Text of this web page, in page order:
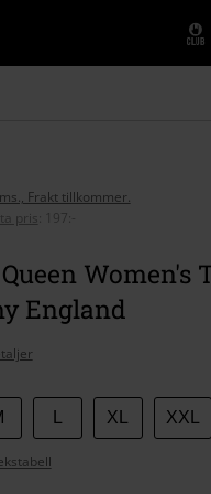
Frakt tillkommer.
pris
197:-
Women's
England
XL XXL